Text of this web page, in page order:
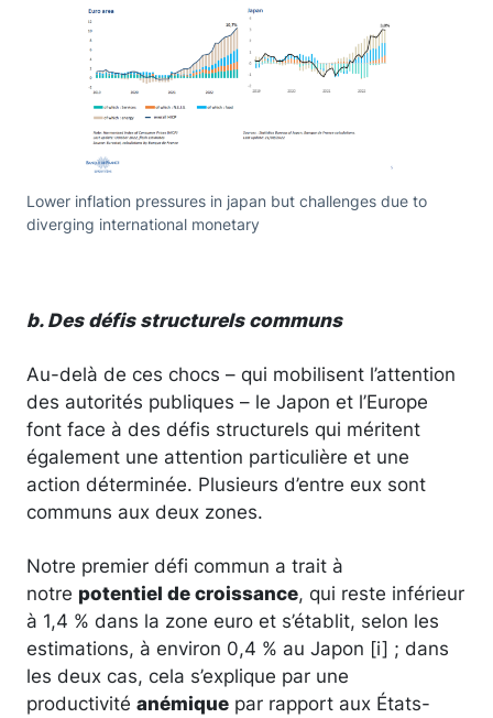
Lower inflation pressures in japan but challenges due to
diverging international monetary
b. Des défis structurels communs
Au-delà de ces chocs – qui mobilisent l’attention
des autorités publiques – le Japon et l’Europe
font face à des défis structurels qui méritent
également une attention particulière et une
action déterminée. Plusieurs d’entre eux sont
communs aux deux zones.
Notre premier défi commun a trait à
notre potentiel de croissance, qui reste inférieur
à 1,4 % dans la zone euro et s’établit, selon les
estimations, à environ 0,4 % au Japon [i] ; dans
les deux cas, cela s’explique par une
productivité anémique par rapport aux États-